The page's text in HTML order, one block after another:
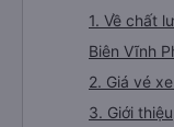
1. Về chất
Biên Vĩnh
2. Giá vé
3. Giới